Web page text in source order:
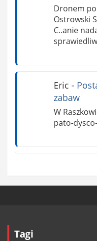
Dronem
Ostrowski
C..anie
Eric -
zabaw
W
pato-
Tagi